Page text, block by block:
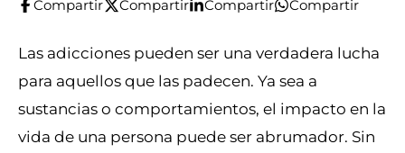
Compartir Compartir Compartir Compartir
Las adicciones pueden ser una verdadera lucha
para aquellos que las padecen. Ya sea a
sustancias o comportamientos, el impacto en la
vida de una persona puede ser abrumador. Sin